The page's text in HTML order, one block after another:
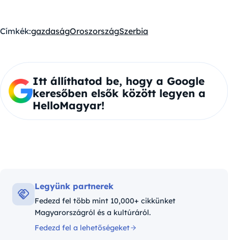
Címkék:gazdaságOroszországSzerbia
Itt állíthatod be, hogy a Google
keresőben elsők között legyen a
HelloMagyar!
Legyünk partnerek
Fedezd fel több mint 10,000+ cikkünket
Magyarországról és a kultúráról.
Fedezd fel a lehetőségeket